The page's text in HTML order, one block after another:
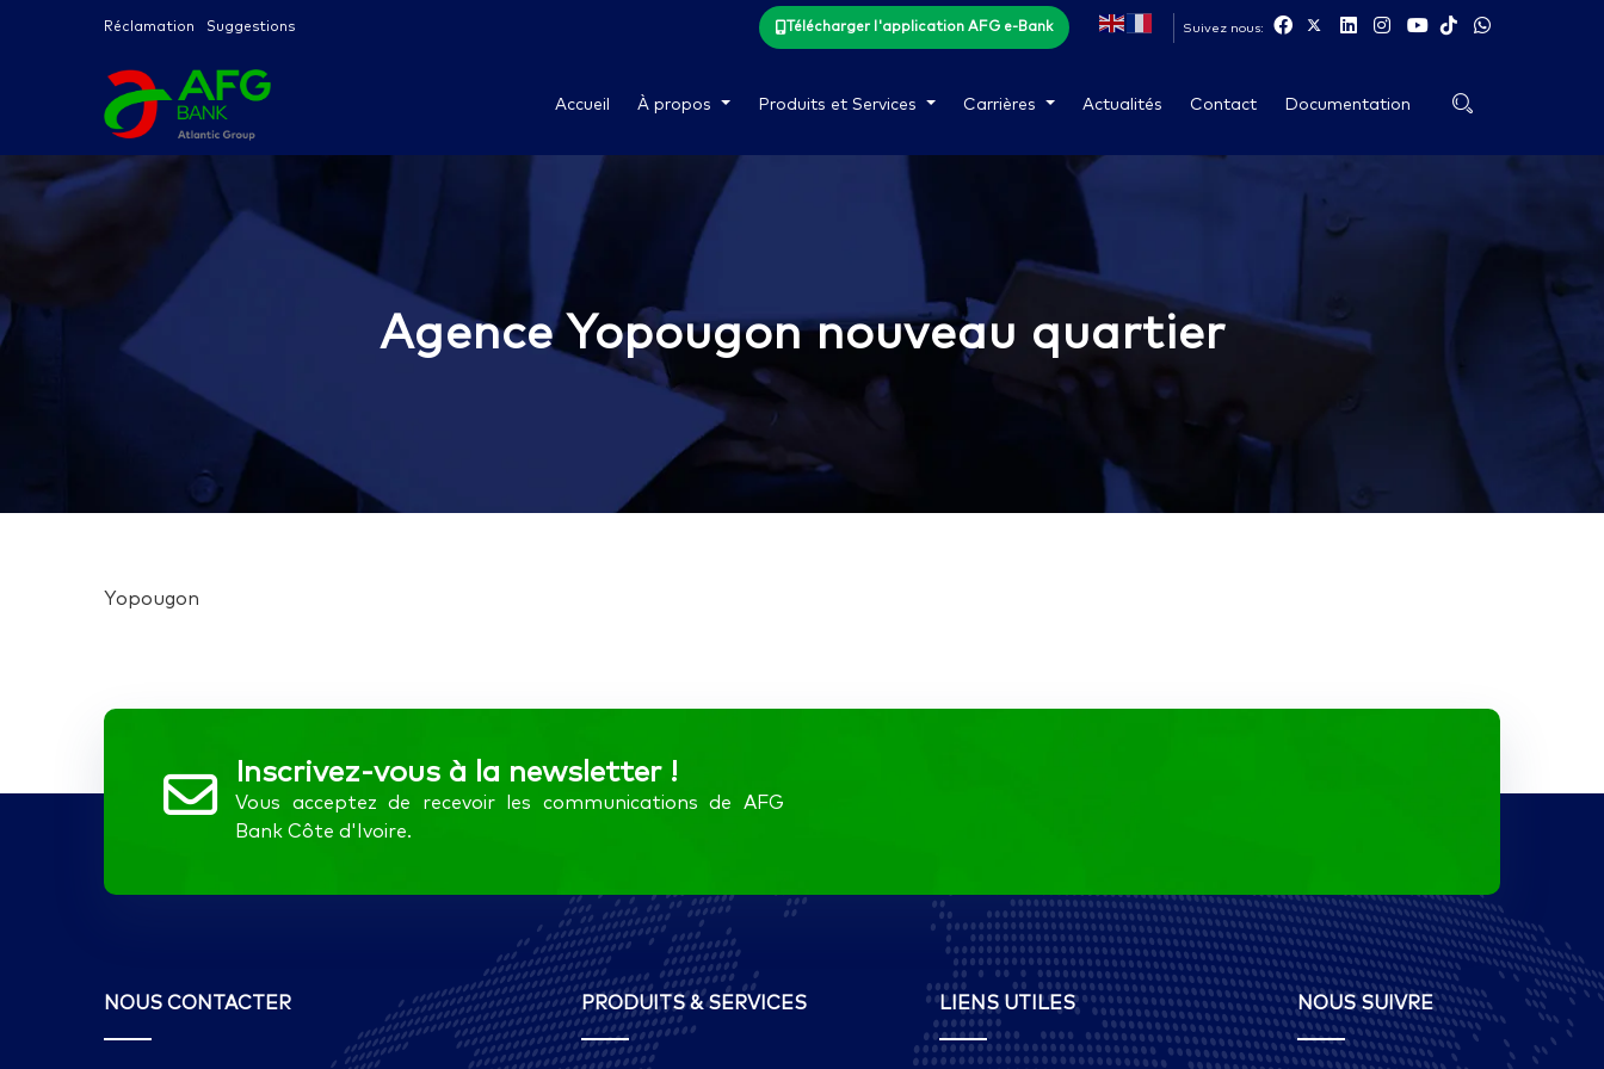
Réclamation Suggestions Télécharger l'application AFG e-Bank Suivez nous:
Accueil À propos Produits et Services Carrières Actualités Contact Documentation
Agence Yopougon nouveau quartier
Yopougon
Inscrivez-vous à la newsletter !
Vous acceptez de recevoir les communications de AFG
Bank Côte d'Ivoire.
NOUS CONTACTER PRODUITS & SERVICES LIENS UTILES NOUS SUIVRE